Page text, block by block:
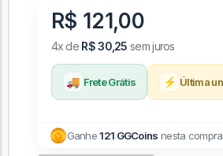
Nelson Cruz
*Exclusivo* - #21
R$ 121,00
🚚 Frete Grátis